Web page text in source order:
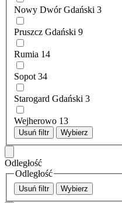
Nowy Dwór Gdański 3
Pruszcz Gdański 9
Rumia 14
Sopot 34
Starogard Gdański 3
Wejherowo 13
Usuń filtr Wybierz
Odległość
Odległość
Usuń filtr Wybierz